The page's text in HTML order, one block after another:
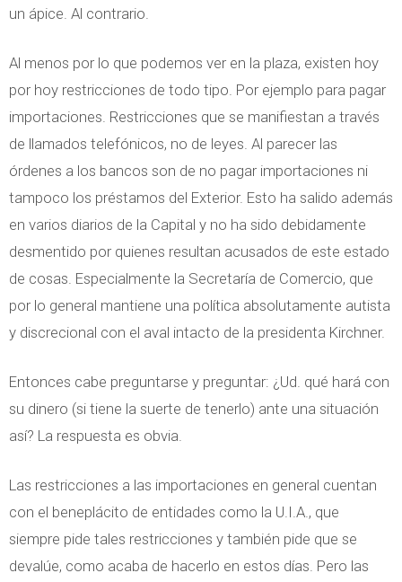
un ápice. Al contrario.
Al menos por lo que podemos ver en la plaza, existen hoy
por hoy restricciones de todo tipo. Por ejemplo para pagar
importaciones. Restricciones que se manifiestan a través
de llamados telefónicos, no de leyes. Al parecer las
órdenes a los bancos son de no pagar importaciones ni
tampoco los préstamos del Exterior. Esto ha salido además
en varios diarios de la Capital y no ha sido debidamente
desmentido por quienes resultan acusados de este estado
de cosas. Especialmente la Secretaría de Comercio, que
por lo general mantiene una política absolutamente autista
y discrecional con el aval intacto de la presidenta Kirchner.
Entonces cabe preguntarse y preguntar: ¿Ud. qué hará con
su dinero (si tiene la suerte de tenerlo) ante una situación
así? La respuesta es obvia.
Las restricciones a las importaciones en general cuentan
con el beneplácito de entidades como la U.I.A., que
siempre pide tales restricciones y también pide que se
devalúe, como acaba de hacerlo en estos días. Pero las